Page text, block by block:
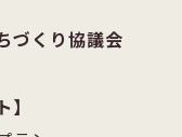
づくり協議会